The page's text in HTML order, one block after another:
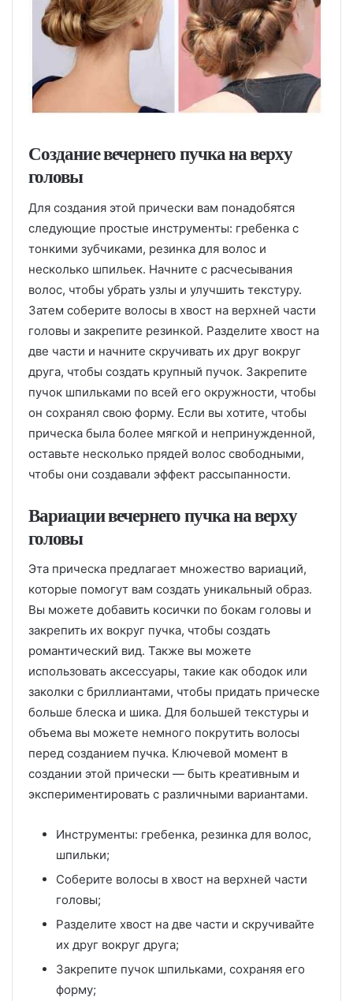
Создание вечернего пучка на верху
головы
Для создания этой прически вам понадобятся
следующие простые инструменты: гребенка с
тонкими зубчиками, резинка для волос и
несколько шпильек. Начните с расчесывания
волос, чтобы убрать узлы и улучшить текстуру.
Затем соберите волосы в хвост на верхней части
головы и закрепите резинкой. Разделите хвост на
две части и начните скручивать их друг вокруг
друга, чтобы создать крупный пучок. Закрепите
пучок шпильками по всей его окружности, чтобы
он сохранял свою форму. Если вы хотите, чтобы
прическа была более мягкой и непринужденной,
оставьте несколько прядей волос свободными,
чтобы они создавали эффект рассыпанности.
Вариации вечернего пучка на верху
головы
Эта прическа предлагает множество вариаций,
которые помогут вам создать уникальный образ.
Вы можете добавить косички по бокам головы и
закрепить их вокруг пучка, чтобы создать
романтический вид. Также вы можете
использовать аксессуары, такие как ободок или
заколки с бриллиантами, чтобы придать прическе
больше блеска и шика. Для большей текстуры и
объема вы можете немного покрутить волосы
перед созданием пучка. Ключевой момент в
создании этой прически — быть креативным и
экспериментировать с различными вариантами.
Инструменты: гребенка, резинка для волос,
шпильки;
Соберите волосы в хвост на верхней части
головы;
Разделите хвост на две части и скручивайте
их друг вокруг друга;
Закрепите пучок шпильками, сохраняя его
форму;